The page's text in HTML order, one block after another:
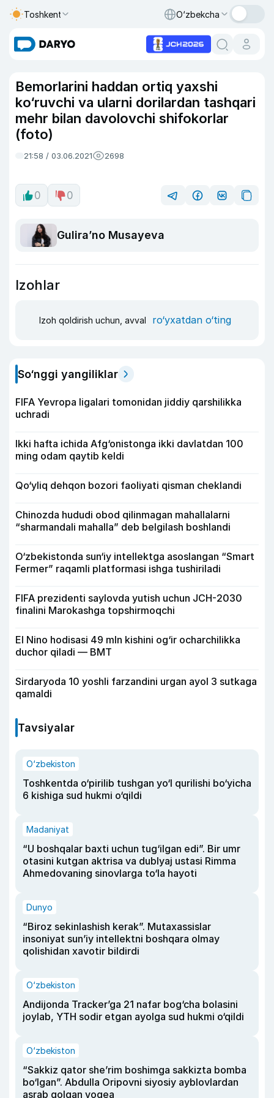
Toshkent O‘zbekcha
Bemorlarini haddan ortiq yaxshi
ko‘ruvchi va ularni dorilardan tashqari
mehr bilan davolovchi shifokorlar
(foto)
21:58 / 03.06.2021 2698
0 0
Guliraʼno Musayeva
Izohlar
Izoh qoldirish uchun, avval ro‘yxatdan o‘ting
So‘nggi yangiliklar
FIFA Yevropa ligalari tomonidan jiddiy qarshilikka
uchradi
Ikki hafta ichida Afg‘onistonga ikki davlatdan 100
ming odam qaytib keldi
Qo‘yliq dehqon bozori faoliyati qisman cheklandi
Chinozda hududi obod qilinmagan mahallalarni
“sharmandali mahalla” deb belgilash boshlandi
O‘zbekistonda sun‘iy intellektga asoslangan “Smart
Fermer” raqamli platformasi ishga tushiriladi
FIFA prezidenti saylovda yutish uchun JCH-2030
finalini Marokashga topshirmoqchi
El Nino hodisasi 49 mln kishini og‘ir ocharchilikka
duchor qiladi — BMT
Sirdaryoda 10 yoshli farzandini urgan ayol 3 sutkaga
qamaldi
Tavsiyalar
O‘zbekiston
Toshkentda o‘pirilib tushgan yo‘l qurilishi bo‘yicha
6 kishiga sud hukmi o‘qildi
Madaniyat
“U boshqalar baxti uchun tug‘ilgan edi”. Bir umr
otasini kutgan aktrisa va dublyaj ustasi Rimma
Ahmedovaning sinovlarga to‘la hayoti
Dunyo
“Biroz sekinlashish kerak”. Mutaxassislar
insoniyat sun’iy intellektni boshqara olmay
qolishidan xavotir bildirdi
O‘zbekiston
Andijonda Tracker’ga 21 nafar bog‘cha bolasini
joylab, YTH sodir etgan ayolga sud hukmi o‘qildi
O‘zbekiston
“Sakkiz qator she’rim boshimga sakkizta bomba
bo‘lgan”. Abdulla Oripovni siyosiy ayblovlardan
asrab qolgan voqea